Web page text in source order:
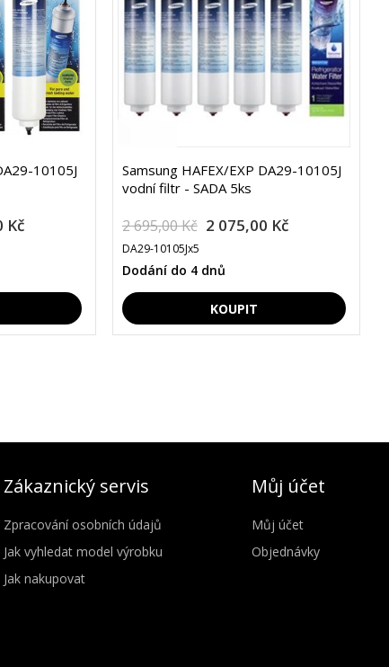
10105J
Kč
Samsung HAFEX/EXP DA29-10105J
vodní filtr - SADA 5ks
2 695,00 Kč 2 075,00 Kč
DA29-10105Jx5
Dodání do 4 dnů
Zákaznický servis
Zpracování osobních údajů
Jak vyhledat model výrobku
Jak nakupovat
Můj účet
Můj účet
Objednávky